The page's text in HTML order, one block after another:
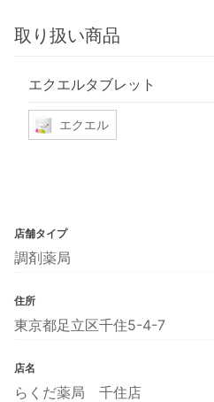
取り扱い商品
エクエルタブレット
エクエル
店舗タイプ
調剤薬局
住所
東京都足立区千住5-4-7
店名
らくだ薬局 千住店